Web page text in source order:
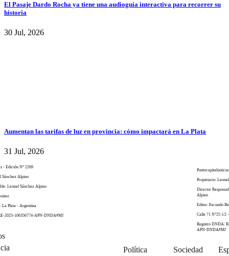
El Pasaje Dardo Rocha ya tiene una audioguía interactiva para recorrer su
historia
30 Jul, 2026
Aumentan las tarifas de luz en provincia: cómo impactará en La Plata
31 Jul, 2026
- Edición N° 2269
Sánchez Alpino
Leonel Sánchez Alpino
La Plata - Argentina
2025-106356774-APN-DNDA#MJ
Propietario:
Director
Alpino
Editor: Facundo
Calle 71 N°25 1/2
Registro DNDA:
APN-DNDA#MJ
Política
Sociedad